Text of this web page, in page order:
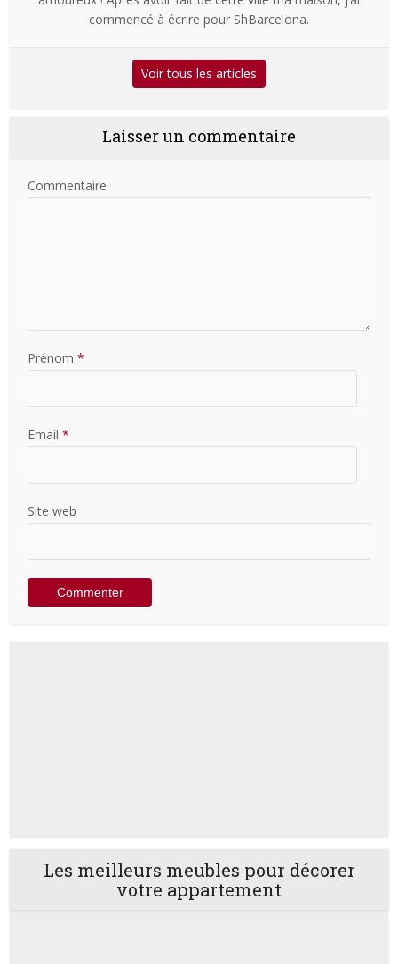
commencé à écrire pour ShBarcelona.
Voir tous les articles
Laisser un commentaire
Commentaire
Prénom *
Email *
Site web
Les meilleurs meubles pour décorer
votre appartement